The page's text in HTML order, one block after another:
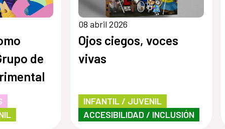
de
08 abril 2026
Ojos ciegos, voces
vivas
INFANTIL / JUVENIL
ACCESIBILIDAD / INCLUSIÓN